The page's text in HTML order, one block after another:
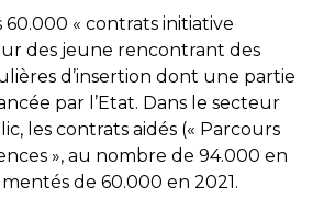
60.000 « contrats initiative
des jeune rencontrant des
d’insertion dont une partie
par l’Etat. Dans le secteur
les contrats aidés (« Parcours
», au nombre de 94.000 en
de 60.000 en 2021.